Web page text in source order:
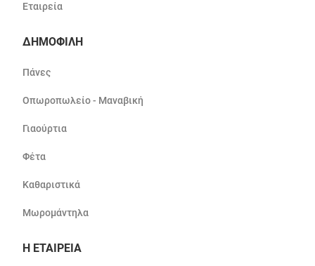
Εταιρεία
ΔΗΜΟΦΙΛΗ
Πάνες
Οπωροπωλείο - Μαναβική
Γιαούρτια
Φέτα
Καθαριστικά
Μωρομάντηλα
Η ΕΤΑΙΡΕΙΑ